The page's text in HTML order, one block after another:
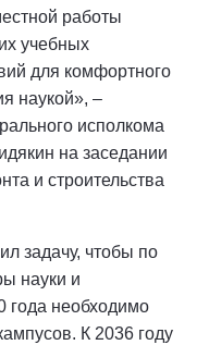
работы
учебных
для комфортного
наукой», –
исполкома
на заседании
и строительства
задачу, чтобы по
науки и
года необходимо
К 2036 году